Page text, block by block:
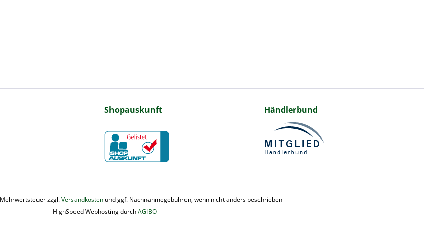
Shopauskunft Händlerbund
zzgl.Versandkostenund ggf. Nachnahmegebühren, wenn nicht anders beschrieben
HighSpeed Webhosting durchAGIBO